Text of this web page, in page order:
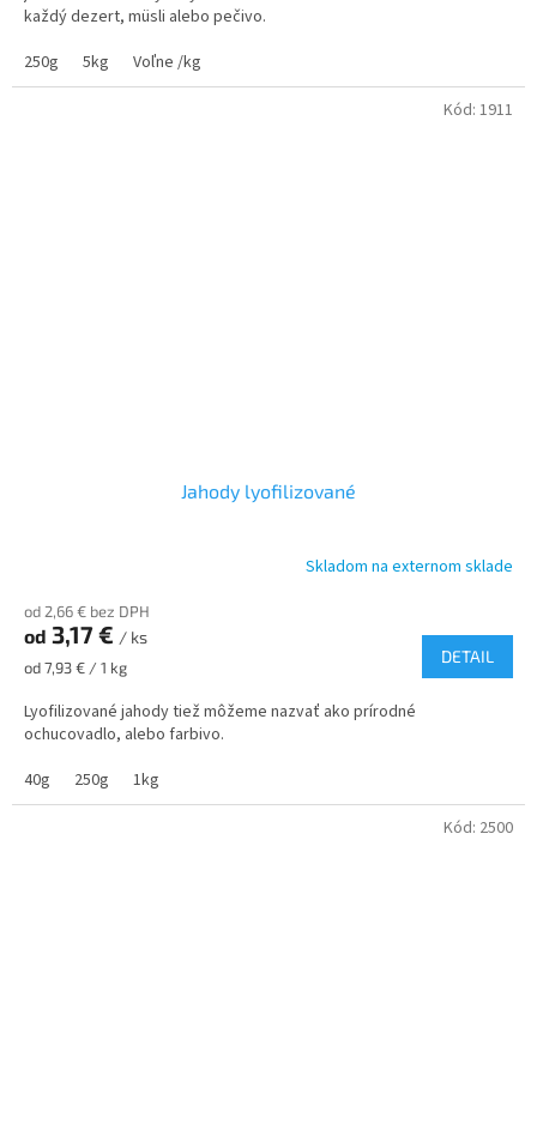
každý dezert, müsli alebo pečivo.
250g
5kg Voľne /kg
Jahody lyofilizované
Skladom na externom sklade
od 2,66 € bez DPH
od 3,17 € / ks
Jednotková
od 7,93 € / 1 kg
DETAIL
Lyofilizované jahody tiež môžeme nazvať ako prírodné
ochucovadlo, alebo farbivo.
40g
250g 1kg
Kód: 1911
Kód: 2500